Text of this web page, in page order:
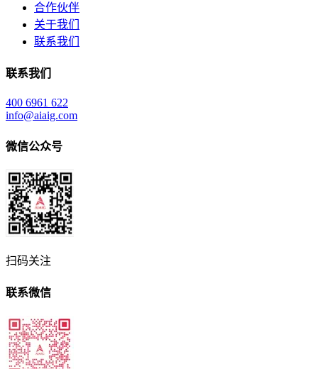
合作伙伴
关于我们
联系我们
联系我们
400 6961 622
info@aiaig.com
微信公众号
扫码关注
联系微信